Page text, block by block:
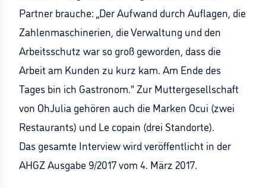
Partner brauche: „Der Aufwand durch Auflagen, die
Zahlenmaschinerien, die Verwaltung und den
Arbeitsschutz war so groß geworden, dass die
Arbeit am Kunden zu kurz kam. Am Ende des
Tages bin ich Gastronom.“ Zur Muttergesellschaft
von OhJulia gehören auch die Marken Ocui (zwei
Restaurants) und Le copain (drei Standorte).
Das gesamte Interview wird veröffentlicht in der
AHGZ Ausgabe 9/2017 vom 4. März 2017.